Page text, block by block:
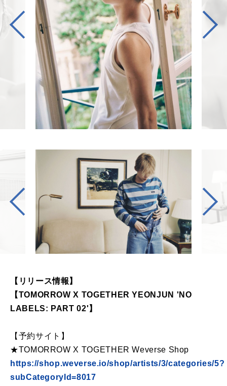
【リリース情報】
【TOMORROW X TOGETHER YEONJUN 'NO
LABELS: PART 02'】
【予約サイト】
★TOMORROW X TOGETHER Weverse Shop
https://shop.weverse.io/shop/artists/3/categories/5?
subCategoryId=8017